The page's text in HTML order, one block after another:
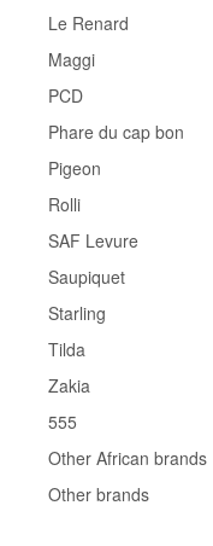
Le Renard
Maggi
PCD
Phare du cap bon
Pigeon
Rolli
SAF Levure
Saupiquet
Starling
Tilda
Zakia
555
Other African brands
Other brands